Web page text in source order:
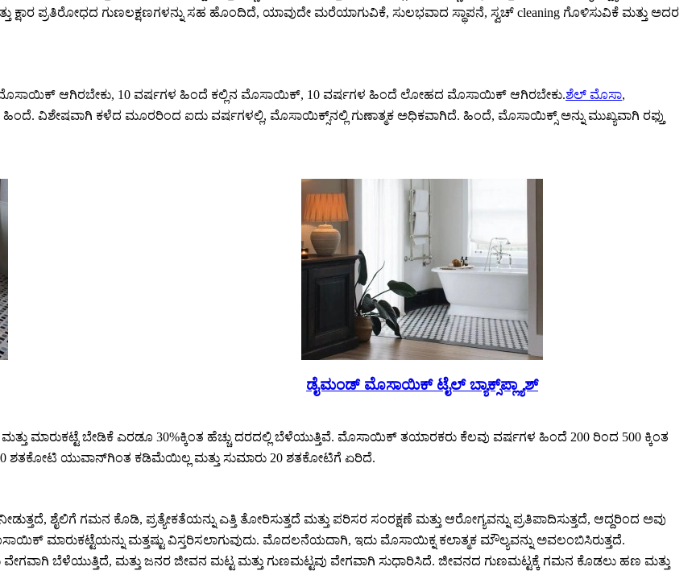
ಕ್ಷಾರ ಪ್ರತಿರೋಧದ ಗುಣಲಕ್ಷಣಗಳನ್ನು ಸಹ ಹೊಂದಿದೆ, ಯಾವುದೇ ಮರೆಯಾಗುವಿಕೆ, ಸುಲಭವಾದ ಸ್ಥಾಪನೆ, ಸ್ವಚ್ cleaning ಗೊಳಿಸುವಿಕೆ ಮತ್ತು ಅದರ
ಆಗಿರಬೇಕು, 10 ವರ್ಷಗಳ ಹಿಂದೆ ಕಲ್ಲಿನ ಮೊಸಾಯಿಕ್, 10 ವರ್ಷಗಳ ಹಿಂದೆ ಲೋಹದ ಮೊಸಾಯಿಕ್ ಆಗಿರಬೇಕು.ಶೆಲ್ ಮೊಸಾ,
ವಿಶೇಷವಾಗಿ ಕಳೆದ ಮೂರರಿಂದ ಐದು ವರ್ಷಗಳಲ್ಲಿ, ಮೊಸಾಯಿಕ್ಸ್‌ನಲ್ಲಿ ಗುಣಾತ್ಮಕ ಅಧಿಕವಾಗಿದೆ. ಹಿಂದೆ, ಮೊಸಾಯಿಕ್ಸ್ ಅನ್ನು ಮುಖ್ಯವಾಗಿ ರಫ್ತು
ಡೈಮಂಡ್ ಮೊಸಾಯಿಕ್ ಟೈಲ್ ಬ್ಯಾಕ್ಸ್‌ಪ್ಲ್ಯಾಶ್
ಮಾರುಕಟ್ಟೆ ಬೇಡಿಕೆ ಎರಡೂ 30%ಕ್ಕಿಂತ ಹೆಚ್ಚು ದರದಲ್ಲಿ ಬೆಳೆಯುತ್ತಿವೆ. ಮೊಸಾಯಿಕ್ ತಯಾರಕರು ಕೆಲವು ವರ್ಷಗಳ ಹಿಂದೆ 200 ರಿಂದ 500 ಕ್ಕಿಂತ
10 ಶತಕೋಟಿ ಯುವಾನ್‌ಗಿಂತ ಕಡಿಮೆಯಿಲ್ಲ ಮತ್ತು ಸುಮಾರು 20 ಶತಕೋಟಿಗೆ ಏರಿದೆ.
ಶೈಲಿಗೆ ಗಮನ ಕೊಡಿ, ಪ್ರತ್ಯೇಕತೆಯನ್ನು ಎತ್ತಿ ತೋರಿಸುತ್ತದೆ ಮತ್ತು ಪರಿಸರ ಸಂರಕ್ಷಣೆ ಮತ್ತು ಆರೋಗ್ಯವನ್ನು ಪ್ರತಿಪಾದಿಸುತ್ತದೆ, ಆದ್ದರಿಂದ ಅವು
ಮಾರುಕಟ್ಟೆಯನ್ನು ಮತ್ತಷ್ಟು ವಿಸ್ತರಿಸಲಾಗುವುದು. ಮೊದಲನೆಯದಾಗಿ, ಇದು ಮೊಸಾಯಿಕ್ನ ಕಲಾತ್ಮಕ ಮೌಲ್ಯವನ್ನು ಅವಲಂಬಿಸಿರುತ್ತದೆ.
ಬೆಳೆಯುತ್ತಿದೆ, ಮತ್ತು ಜನರ ಜೀವನ ಮಟ್ಟ ಮತ್ತು ಗುಣಮಟ್ಟವು ವೇಗವಾಗಿ ಸುಧಾರಿಸಿದೆ. ಜೀವನದ ಗುಣಮಟ್ಟಕ್ಕೆ ಗಮನ ಕೊಡಲು ಹಣ ಮತ್ತು